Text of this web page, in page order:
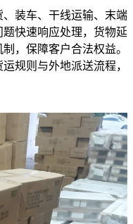
装车、干线运输、末端
快速响应处理，货物延
，保障客户合法权益。
规则与外地派送流程，